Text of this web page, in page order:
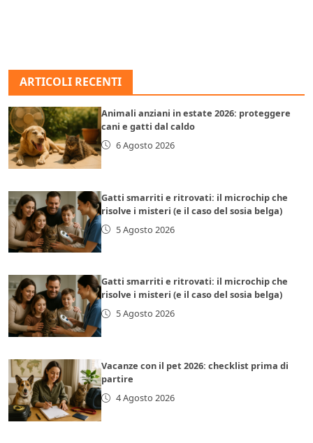
ARTICOLI RECENTI
Animali anziani in estate 2026: proteggere
cani e gatti dal caldo
6 Agosto 2026
Gatti smarriti e ritrovati: il microchip che
risolve i misteri (e il caso del sosia belga)
5 Agosto 2026
Gatti smarriti e ritrovati: il microchip che
risolve i misteri (e il caso del sosia belga)
5 Agosto 2026
Vacanze con il pet 2026: checklist prima di
partire
4 Agosto 2026